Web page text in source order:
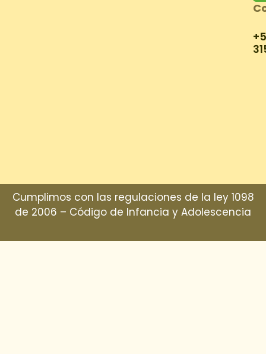
Cumplimos con las regulaciones de la ley 1098
de 2006 – Código de Infancia y Adolescencia